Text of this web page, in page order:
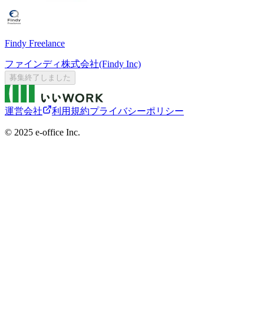
Findy Freelance
ファインディ株式会社(Findy Inc)
募集終了しました
運営会社 利用規約プライバシーポリシー
©︎ 2025 e-office Inc.